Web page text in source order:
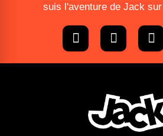
suis l'aventure de Jack